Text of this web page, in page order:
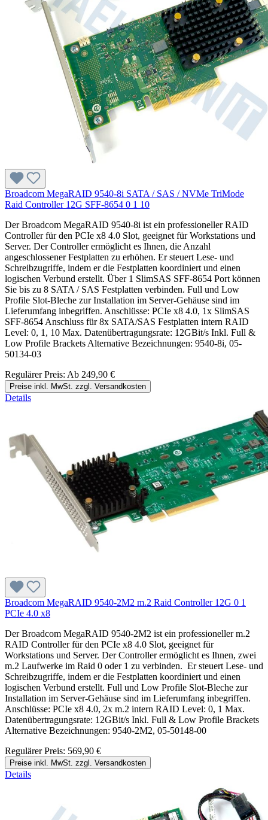
Broadcom MegaRAID 9540-8i SATA / SAS / NVMe TriMode
Raid Controller 12G SFF-8654 0 1 10
Der Broadcom MegaRAID 9540-8i ist ein professioneller RAID
Controller für den PCIe x8 4.0 Slot, geeignet für Workstations und
Server. Der Controller ermöglicht es Ihnen, die Anzahl
angeschlossener Festplatten zu erhöhen. Er steuert Lese- und
Schreibzugriffe, indem er die Festplatten koordiniert und einen
logischen Verbund erstellt. Über 1 SlimSAS SFF-8654 Port können
Sie bis zu 8 SATA / SAS Festplatten verbinden. Full und Low
Profile Slot-Bleche zur Installation im Server-Gehäuse sind im
Lieferumfang inbegriffen. Anschlüsse: PCIe x8 4.0, 1x SlimSAS
SFF-8654 Anschluss für 8x SATA/SAS Festplatten intern RAID
Level: 0, 1, 10 Max. Datenübertragungsrate: 12GBit/s Inkl. Full &
Low Profile Brackets Alternative Bezeichnungen: 9540-8i, 05-
50134-03
Regulärer Preis: Ab 249,90 €
Preise inkl. MwSt. zzgl. Versandkosten
Details
Broadcom MegaRAID 9540-2M2 m.2 Raid Controller 12G 0 1
PCIe 4.0 x8
Der Broadcom MegaRAID 9540-2M2 ist ein professioneller m.2
RAID Controller für den PCIe x8 4.0 Slot, geeignet für
Workstations und Server. Der Controller ermöglicht es Ihnen, zwei
m.2 Laufwerke im Raid 0 oder 1 zu verbinden. Er steuert Lese- und
Schreibzugriffe, indem er die Festplatten koordiniert und einen
logischen Verbund erstellt. Full und Low Profile Slot-Bleche zur
Installation im Server-Gehäuse sind im Lieferumfang inbegriffen.
Anschlüsse: PCIe x8 4.0, 2x m.2 intern RAID Level: 0, 1 Max.
Datenübertragungsrate: 12GBit/s Inkl. Full & Low Profile Brackets
Alternative Bezeichnungen: 9540-2M2, 05-50148-00
Regulärer Preis: 569,90 €
Preise inkl. MwSt. zzgl. Versandkosten
Details